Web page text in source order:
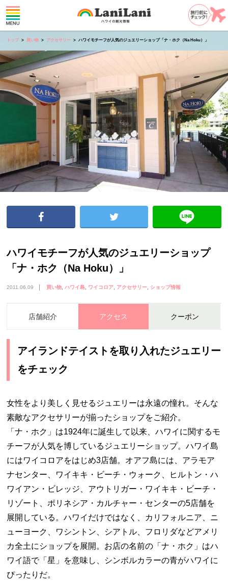
トップ 買い物 アクセサリー ハワイモチーフが人気のジュエリーショップ「ナ・ホク（Na Hoku）」
ハワイモチーフが人気のジュエリーショップ
「ナ・ホク（Na Hoku）」
2011.06.09 買い物 ハワイ島 ワイコロア アクセサリー ショップ情報
店舗紹介 アクセス クーポン
アイランドテイストを取り入れたジュエリー
をチェック
女性をより美しく見せるジュエリーは永遠の憧れ。そんな
素敵なアクセサリーが揃ったショップをご紹介。
「ナ・ホク」は1924年に誕生して以来、ハワイに関するモ
チーフが人気を博しているジュエリーショップ。ハワイ島
にはワイコロアをはじめ3店舗。オアフ島には、アラモア
ナセンター、ワイキキ・ビーチ・ウォーク、ヒルトン・ハ
ワイアン・ビレッジ、アウトリガー・ワイキキ・ビーチ・
リゾート、ポリネシア・カルチャー・センターの5店舗を
展開している。ハワイだけではなく、カリフォルニア、ニ
ューヨーク、ワシントン、シアトル、フロリダなどアメリ
カ全土にショップを展開。お店の名前の「ナ・ホク」はハ
ワイ語で「星」を意味し、シンボルカラーの青がハワイに
ぴったりだ。